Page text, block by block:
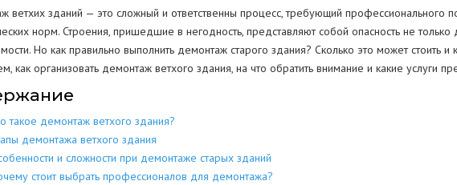
ЗДАНИЙ РАЗБОРКА
ЖЕЛЕЗОБЕТОННЫХ
ветхих зданий — это сложный и ответственны процесс, требующий профессионального
норм. Строения, пришедшие в негодность, представляют собой опасность не
Но как правильно выполнить демонтаж старого здания? Сколько это может стоить и
как организовать демонтаж ветхого здания, на что обратить внимание и какие услуги
такое демонтаж ветхого здания?
демонтажа ветхого здания
и сложности при демонтаже старых зданий
стоит выбрать профессионалов для демонтажа?